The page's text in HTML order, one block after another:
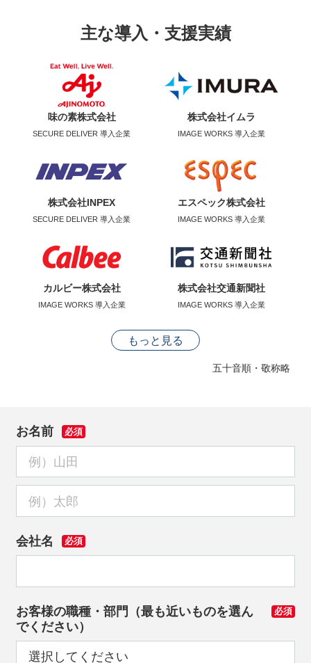
主な導入・支援実績
味の素株式会社
SECURE DELIVER 導入企業
株式会社イムラ
IMAGE WORKS 導入企業
株式会社INPEX
SECURE DELIVER 導入企業
エスペック株式会社
IMAGE WORKS 導入企業
カルビー株式会社
IMAGE WORKS 導入企業
株式会社交通新聞社
IMAGE WORKS 導入企業
もっと見る
五十音順・敬称略
必須
お名前
必須
会社名
必須
お客様の職種・部門（最も近いものを選ん
でください）